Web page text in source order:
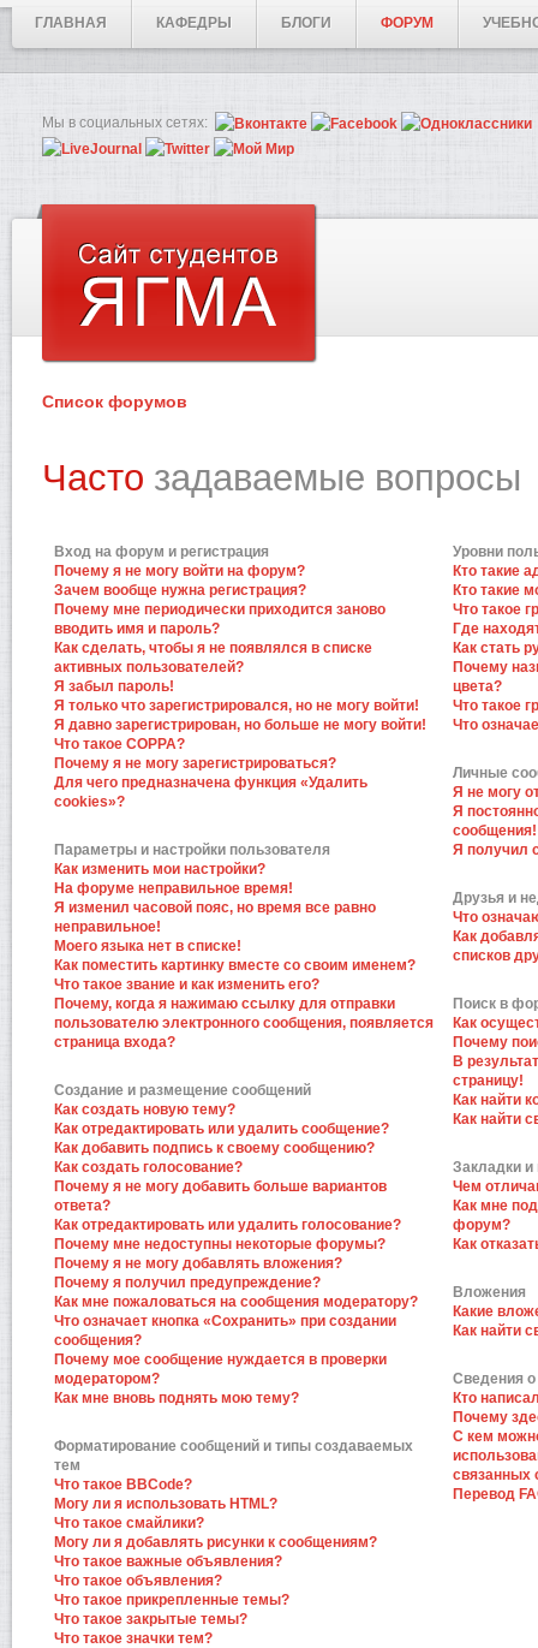
ГЛАВНАЯ КАФЕДРЫ БЛОГИ ФОРУМ
Мы в социальных сетях:
Список форумов
Часто задаваемые вопросы
Вход на форум и регистрация
Почему я не могу войти на форум?
Зачем вообще нужна регистрация?
Почему мне периодически приходится заново
вводить имя и пароль?
Как сделать, чтобы я не появлялся в списке
активных пользователей?
Я забыл пароль!
Я только что зарегистрировался, но не могу войти!
Я давно зарегистрирован, но больше не могу войти!
Что такое COPPA?
Почему я не могу зарегистрироваться?
Для чего предназначена функция «Удалить
cookies»?
Параметры и настройки пользователя
Как изменить мои настройки?
На форуме неправильное время!
Я изменил часовой пояс, но время все равно
неправильное!
Моего языка нет в списке!
Как поместить картинку вместе со своим именем?
Что такое звание и как изменить его?
Почему, когда я нажимаю ссылку для отправки
пользователю электронного сообщения, появляется
страница входа?
Создание и размещение сообщений
Как создать новую тему?
Как отредактировать или удалить сообщение?
Как добавить подпись к своему сообщению?
Как создать голосование?
Почему я не могу добавить больше вариантов
ответа?
Как отредактировать или удалить голосование?
Почему мне недоступны некоторые форумы?
Почему я не могу добавлять вложения?
Почему я получил предупреждение?
Как мне пожаловаться на сообщения модератору?
Что означает кнопка «Сохранить» при создании
сообщения?
Почему мое сообщение нуждается в проверки
модератором?
Как мне вновь поднять мою тему?
Форматирование сообщений и типы создаваемых
тем
Что такое BBCode?
Могу ли я использовать HTML?
Что такое смайлики?
Могу ли я добавлять рисунки к сообщениям?
Что такое важные объявления?
Что такое объявления?
Что такое прикрепленные темы?
Что такое закрытые темы?
Что такое значки тем?
Уровни
Кто такие
Кто такие
Что такое
Где
Как стать
Почему
цвета?
Что такое
Что
Личные
Я не могу
Я
сообщения!
Я получил
Друзья и
Что
Как
списков
Поиск в
Как
Почему
В
страницу!
Как найти
Как найти
Закладки и
Чем
Как мне
форум?
Как
Вложения
Какие
Как найти
Сведения о
Кто
Почему
С кем
связанных
Перевод